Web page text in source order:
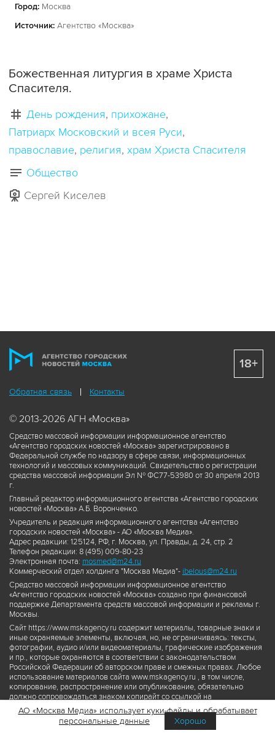
Город: Москва
Источник: Агентство «Москва»
Божественная литургия в храме Христа
Спасителя.
День рождения прихожане
Патриарх Московский и всея Руси
православие религия храм Христа Спасителя
Общество
Сергей Киселев
Обратная связь Контакты
© 2013-2026 АГН «Москва»
Средство массовой информации информационное агентство
«Агентство городских новостей «Москва» зарегистрировано в
Федеральной службе по надзору в сфере связи, информационных
технологий и массовых коммуникаций. Свидетельство о регистрации
средства массовой информации Эл № ФС77-53980 от 30 апреля 2013
г.
Главный редактор информационного агентства «Агентство городских
новостей «Москва» А.Б. Воронченко.
Учредитель и редакция информационного агентства «Агентство
городских новостей «Москва» - АО «Москва Медиа».
Адрес редакции: 125124, РФ, г. Москва, ул. Правды, д. 24, стр. 2
Телефон редакции: 8 (495) 009-80-23
Электронная почта: mosmed@m24.ru
Коммерческий отдел холдинга "Москва Медиа"- ibelous@m24.ru
Средство массовой информации информационное агентство
«Агентство городских новостей «Москва» создано при финансовой
поддержке Департамента средств массовой информации и рекламы г.
Москвы.
Сайт https://www.mskagency.ru содержит материалы, товарные знаки и
иные охраняемые элементы, включая, но, не ограничиваясь: тексты,
фотографии, аудио и/или видеоматериалы, графические изображения
и пр., которые охраняются в соответствии с законодательством
Российской Федерации об авторском праве и смежных правах. Любое
использование материалов сайта www.mskagency.ru , в том числе,
копирование, распространение или опубликование, обязательно
должно сопровождаться знаком копирайт со ссылкой на
правообладателя © АО «Москва Медиа», а также гиперссылкой на сайт
www.mskagency.ru как на первоисточник информации. Переработка
материалов сайта www.mskagency.ru не допускается.
18+
АО «Москва Медиа» использует куки-файлы и обрабатывает
персональные данные
Хорошо